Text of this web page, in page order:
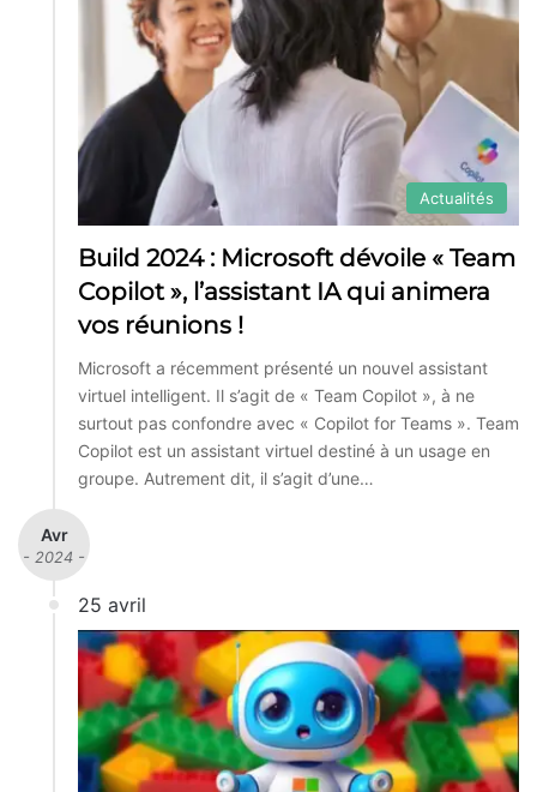
Actualités
Build 2024 : Microsoft dévoile « Team
Copilot », l’assistant IA qui animera
vos réunions !
Microsoft a récemment présenté un nouvel assistant
virtuel intelligent. Il s’agit de « Team Copilot », à ne
surtout pas confondre avec « Copilot for Teams ». Team
Copilot est un assistant virtuel destiné à un usage en
groupe. Autrement dit, il s’agit d’une…
Avr
- 2024 -
25 avril